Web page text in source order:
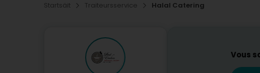
Startsäit Traiteursservice Halal Catering
Vous